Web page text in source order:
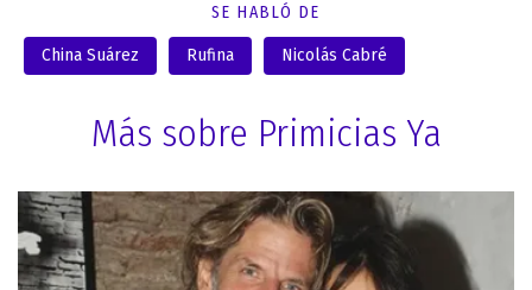
SE HABLÓ DE
China Suárez Rufina Nicolás Cabré
Más sobre Primicias Ya